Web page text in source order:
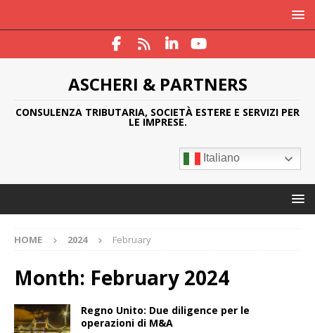
ASCHERI & PARTNERS
CONSULENZA TRIBUTARIA, SOCIETÀ ESTERE E SERVIZI PER
LE IMPRESE.
Italiano
HOME 2024 February
Month: February 2024
Regno Unito: Due diligence per le
operazioni di M&A